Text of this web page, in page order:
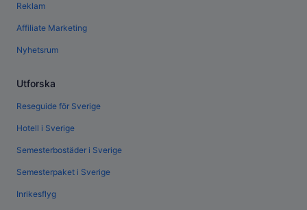
Reklam
Affiliate Marketing
Nyhetsrum
Utforska
Reseguide för Sverige
Hotell i Sverige
Semesterbostäder i Sverige
Semesterpaket i Sverige
Inrikesflyg